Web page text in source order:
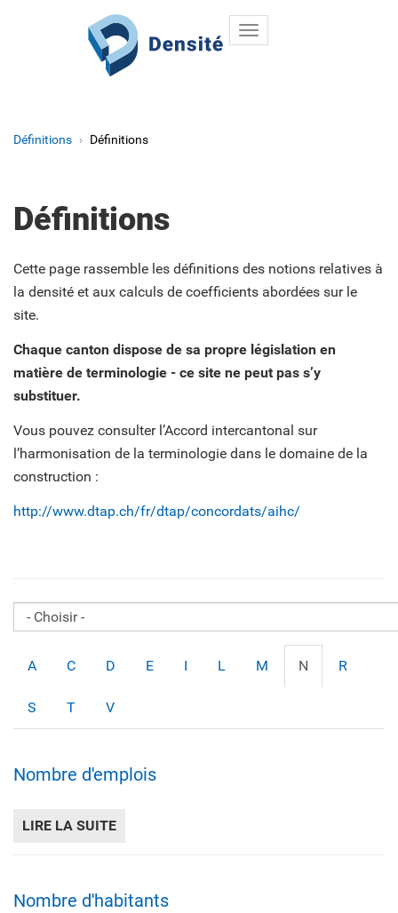
Aller au contenu principal
Toggle
Définitions Définitions
Définitions
Cette page rassemble les définitions des notions relatives à
la densité et aux calculs de coefficients abordées sur le
site.
Chaque canton dispose de sa propre législation en
matière de terminologie - ce site ne peut pas s’y
substituer.
Vous pouvez consulter l’Accord intercantonal sur
l’harmonisation de la terminologie dans le domaine de la
construction :
http://www.dtap.ch/fr/dtap/concordats/aihc/
A C D E I L M N R
S T V
Nombre d'emplois
LIRE LA SUITE
Nombre d'habitants